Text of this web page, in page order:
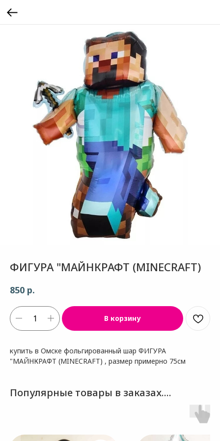
ФИГУРА "МАЙНКРАФТ (MINECRAFT)
850 р.
В корзину
купить в Омске фольгированный шар ФИГУРА
"МАЙНКРАФТ (MINECRAFT) , размер примерно 75см
Популярные товары в заказах....